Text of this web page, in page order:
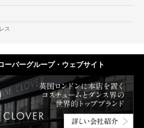
ス
ーバーグループ・ウェブサイト